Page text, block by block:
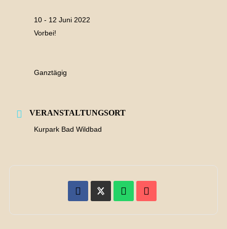
10 - 12 Juni 2022
Vorbei!
Ganztägig
VERANSTALTUNGSORT
Kurpark Bad Wildbad